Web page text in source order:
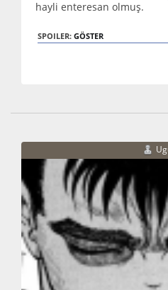
hayli enteresan olmuş.
SPOILER: GÖSTER